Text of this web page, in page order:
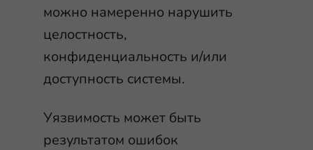
можно намеренно нарушить
целостность,
конфиденциальность и/или
доступность системы.
Уязвимость может быть
результатом ошибок